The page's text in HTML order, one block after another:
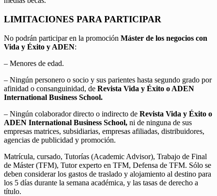
LIMITACIONES PARA PARTICIPAR
No podrán participar en la promoción Máster de los negocios con
Vida y Éxito y ADEN:
– Menores de edad.
– Ningún personero o socio y sus parientes hasta segundo grado por
afinidad o consanguinidad, de Revista Vida y Éxito o ADEN
International Business School.
– Ningún colaborador directo o indirecto de Revista Vida y Éxito o
ADEN International Business School, ni de ninguna de sus
empresas matrices, subsidiarias, empresas afiliadas, distribuidores,
agencias de publicidad y promoción.
Matrícula, cursado, Tutorías (Academic Advisor), Trabajo de Final
de Máster (TFM), Tutor experto en TFM, Defensa de TFM. Sólo se
deben considerar los gastos de traslado y alojamiento al destino para
los 5 días durante la semana académica, y las tasas de derecho a
título.